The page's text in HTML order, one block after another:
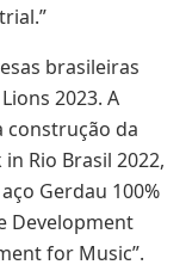
brasileiras
2023. A
construção da
Rio Brasil 2022,
Gerdau 100%
Development
for Music”.